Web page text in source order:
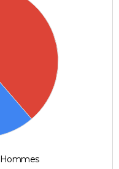
Hommes